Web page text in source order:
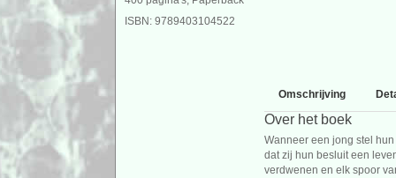
ISBN: 9789403104522
Omschrijving
Over het boek
Wanneer een jong stel
dat zij hun besluit een
verdwenen en elk spoor